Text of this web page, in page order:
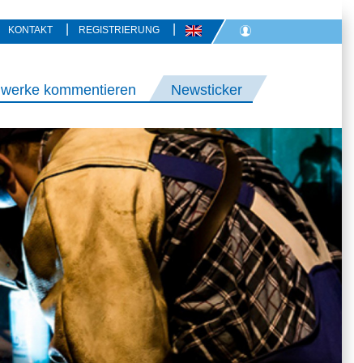
KONTAKT REGISTRIERUNG
kommentieren Newsticker